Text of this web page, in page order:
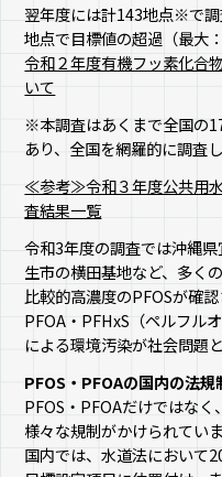
翌年度には計143地点※で
地点で目標値の超過（最大
令和２年度有機フッ素化合
いて
※本調査はあくまで全国の
あり、全国を網羅的に調査
≪参考≫令和３年度公共用
査結果一覧
令和3年度の調査では沖縄
生市の横田基地など、多く
比較的高濃度のPFOSが確
PFOA・PFHxS（ペルフル
による環境汚染が社会問題
PFOS・PFOAの国内の法規
PFOS・PFOAだけではな
様々な規制がかけられていま
国内では、水道法において